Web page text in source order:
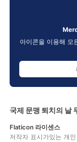
아이콘을 이용해 모
국제 문맹 퇴치의 날
Flaticon 라이센스
저작자 표시가있는 개